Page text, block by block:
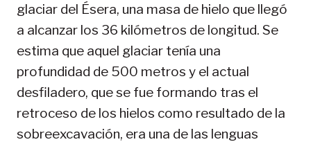
glaciar del Ésera, una masa de hielo que llegó
a alcanzar los 36 kilómetros de longitud. Se
estima que aquel glaciar tenía una
profundidad de 500 metros y el actual
desfiladero, que se fue formando tras el
retroceso de los hielos como resultado de la
sobreexcavación, era una de las lenguas